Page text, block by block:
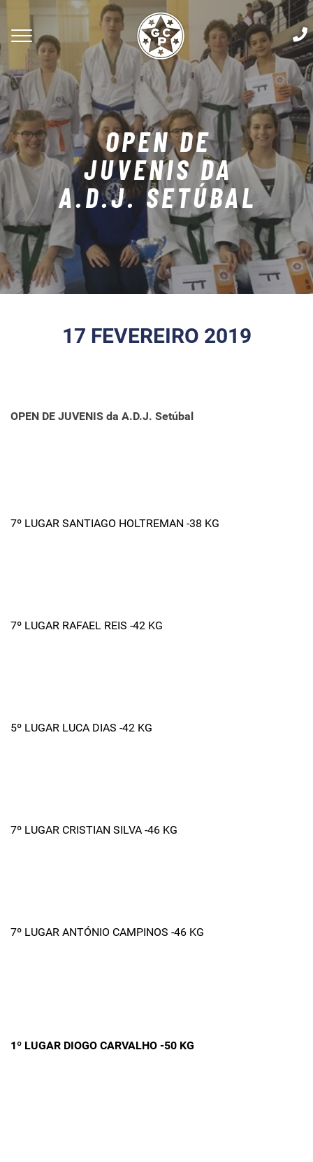
OPEN DE
JUVENIS DA
A.D.J. SETÚBAL
17 FEVEREIRO 2019
OPEN DE JUVENIS da A.D.J. Setúbal
7º LUGAR SANTIAGO HOLTREMAN -38 KG
7º LUGAR RAFAEL REIS -42 KG
5º LUGAR LUCA DIAS -42 KG
7º LUGAR CRISTIAN SILVA -46 KG
7º LUGAR ANTÓNIO CAMPINOS -46 KG
1º LUGAR DIOGO CARVALHO -50 KG